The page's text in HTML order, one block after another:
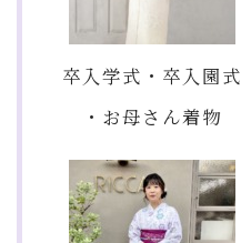
卒入学式・卒入園式
・お母さん着物